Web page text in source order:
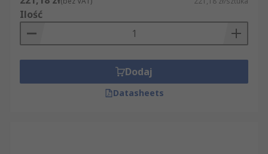
Ilość
Dodaj
Datasheets